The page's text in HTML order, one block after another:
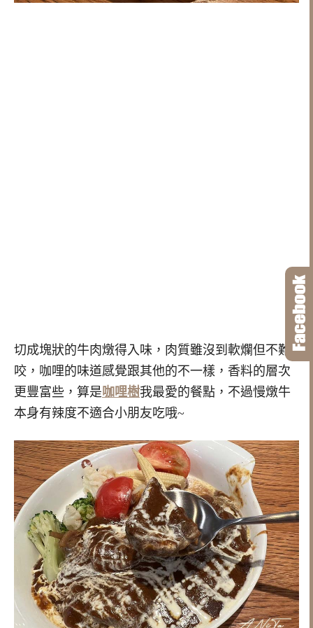
切成塊狀的牛肉燉得入味，肉質雖沒到軟爛但不難
咬，咖哩的味道感覺跟其他的不一樣，香料的層次
更豐富些，算是咖哩樹我最愛的餐點，不過慢燉牛
本身有辣度不適合小朋友吃哦~